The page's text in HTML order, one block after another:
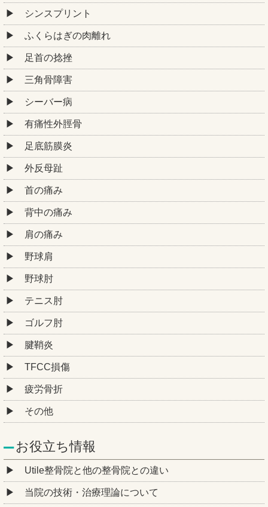
シンスプリント
ふくらはぎの肉離れ
足首の捻挫
三角骨障害
シーバー病
有痛性外脛骨
足底筋膜炎
外反母趾
首の痛み
背中の痛み
肩の痛み
野球肩
野球肘
テニス肘
ゴルフ肘
腱鞘炎
TFCC損傷
疲労骨折
その他
お役立ち情報
Utile整骨院と他の整骨院との違い
当院の技術・治療理論について